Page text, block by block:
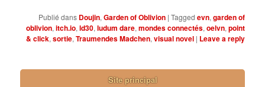
Publié dans Doujin, Garden of Oblivion | Tagged evn, garden of
oblivion, itch.io, ld30, ludum dare, mondes connectés, oelvn, point
& click, sortie, Traumendes Madchen, visual novel | Leave a reply
Site principal